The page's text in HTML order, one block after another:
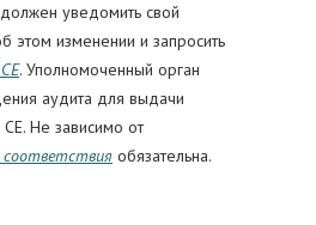
уведомить свой
этом изменении и запросить
. Уполномоченный орган
аудита для выдачи
Не зависимо от
соответствия обязательна.